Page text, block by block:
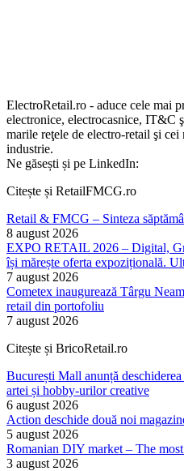
ElectroRetail.ro - aduce cele mai
electronice, electrocasnice, IT&C
marile reţele de electro-retail şi
industrie.
Ne găsești și pe LinkedIn:
Citește și RetailFMCG.ro
Retail & FMCG – Sinteza
8 august 2026
EXPO RETAIL 2026 – Digital,
își mărește oferta expozițională.
7 august 2026
Cometex inaugurează Târgu
retail din portofoliu
7 august 2026
Citește și BricoRetail.ro
București Mall anunță
artei și hobby-urilor creative
6 august 2026
Action deschide două noi
5 august 2026
Romanian DIY market – The
3 august 2026